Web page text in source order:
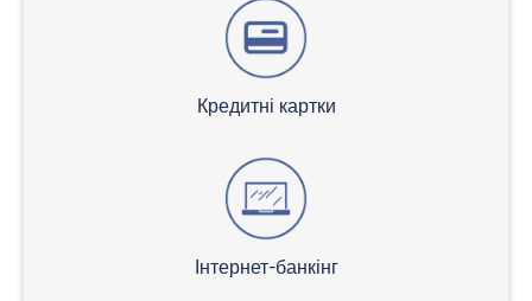
Кредитні картки
Інтернет-банкінг